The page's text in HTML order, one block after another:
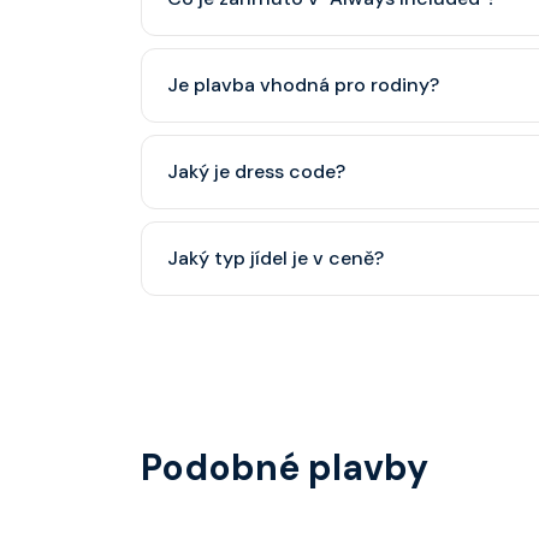
Je plavba vhodná pro rodiny?
dětský klub (od 3 let).
Jaký je dress code?
smoking.
Jaký typ jídel je v ceně?
Podobné plavby